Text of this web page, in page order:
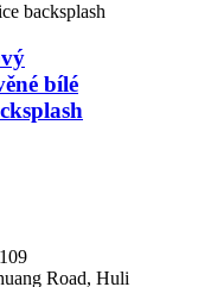
bílé
Road, Huli